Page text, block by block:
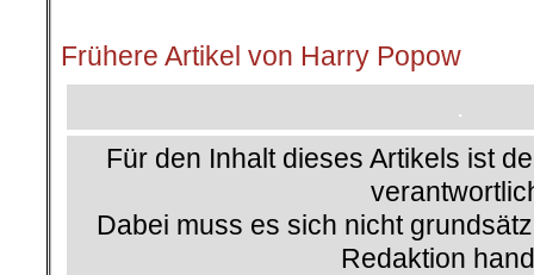
Frühere Artikel von Harry Popow
.
Für den Inhalt dieses Artikels ist
Dabei muss es sich nicht
Redaktion